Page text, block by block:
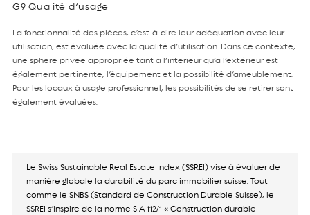
G9 Qualité d’usage
La fonctionnalité des pièces, c’est-à-dire leur adéquation avec leur
utilisation, est évaluée avec la qualité d’utilisation. Dans ce contexte,
une sphère privée appropriée tant à l’intérieur qu’à l’extérieur est
également pertinente, l’équipement et la possibilité d’ameublement.
Pour les locaux à usage professionnel, les possibilités de se retirer sont
également évaluées.
Le Swiss Sustainable Real Estate Index (SSREI) vise à évaluer de
manière globale la durabilité du parc immobilier suisse. Tout
comme le SNBS (Standard de Construction Durable Suisse), le
SSREI s’inspire de la norme SIA 112/1 « Construction durable –